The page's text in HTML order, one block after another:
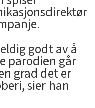
godt av å
parodien går
grad det er
sier han